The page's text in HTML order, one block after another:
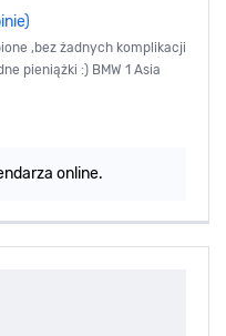
,bez żadnych komplikacji
pieniążki :) BMW 1 Asia
online.